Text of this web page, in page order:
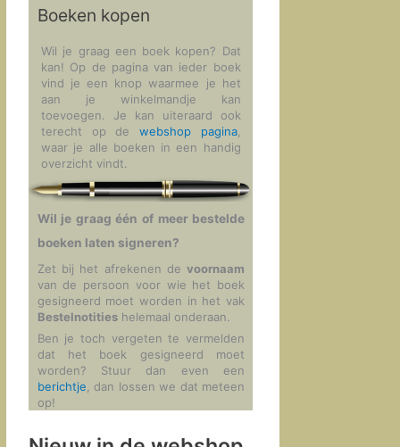
Boeken kopen
Wil je graag een boek kopen? Dat
kan! Op de pagina van ieder boek
vind je een knop waarmee je het
aan je winkelmandje kan
toevoegen. Je kan uiteraard ook
terecht op dewebshop pagina,
waar je alle boeken in een handig
overzicht vindt.
Wil je graag één of meer bestelde
boeken laten signeren?
Zet bij het afrekenen devoornaam
van de persoon voor wie het boek
gesigneerd moet worden in het vak
Bestelnotitieshelemaal onderaan.
Ben je toch vergeten te vermelden
dat het boek gesigneerd moet
worden? Stuur dan even een
berichtje , dan lossen we dat meteen
op!